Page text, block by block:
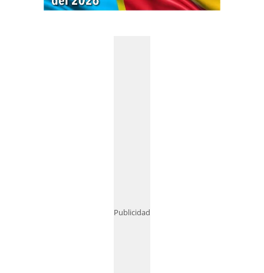
Publicidad